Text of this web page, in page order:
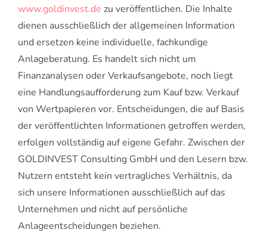
www.goldinvest.de zu veröffentlichen. Die Inhalte
dienen ausschließlich der allgemeinen Information
und ersetzen keine individuelle, fachkundige
Anlageberatung. Es handelt sich nicht um
Finanzanalysen oder Verkaufsangebote, noch liegt
eine Handlungsaufforderung zum Kauf bzw. Verkauf
von Wertpapieren vor. Entscheidungen, die auf Basis
der veröffentlichten Informationen getroffen werden,
erfolgen vollständig auf eigene Gefahr. Zwischen der
GOLDINVEST Consulting GmbH und den Lesern bzw.
Nutzern entsteht kein vertragliches Verhältnis, da
sich unsere Informationen ausschließlich auf das
Unternehmen und nicht auf persönliche
Anlageentscheidungen beziehen.